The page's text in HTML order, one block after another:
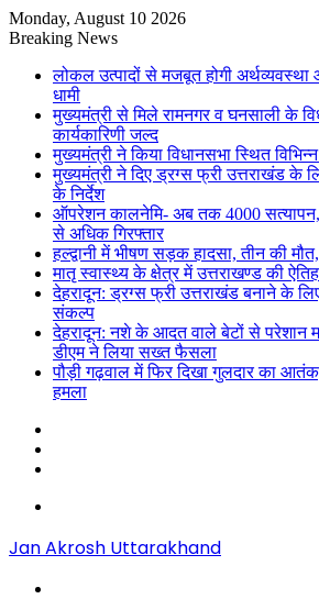
Monday, August 10 2026
Breaking News
लोकल उत्पादों से मजबूत होगी अर्थव्यवस्था
धामी
मुख्यमंत्री से मिले रामनगर व घनसाली के
कार्यकारिणी जल्द
मुख्यमंत्री ने किया विधानसभा स्थित विभिन्न
मुख्यमंत्री ने दिए ड्रग्स फ्री उत्तराखंड के
के निर्देश
ऑपरेशन कालनेमि- अब तक 4000 सत्यापन,
से अधिक गिरफ्तार
हल्द्वानी में भीषण सड़क हादसा, तीन की
मातृ स्वास्थ्य के क्षेत्र में उत्तराखण्ड की
देहरादून: ड्रग्स फ्री उत्तराखंड बनाने के
संकल्प
देहरादून: नशे के आदत वाले बेटों से परेशान
डीएम ने लिया सख्त फैसला
पौड़ी गढ़वाल में फिर दिखा गुलदार का
हमला
Jan Akrosh Uttarakhand